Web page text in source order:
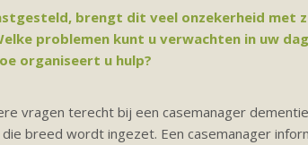
brengt dit veel onzekerheid met
problemen kunt u verwachten in uw
organiseert u hulp?
vragen terecht bij een casemanager
breed wordt ingezet. Een casemanager